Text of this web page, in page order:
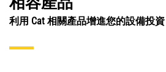
利用 Cat 相關產品增進您的設備投資